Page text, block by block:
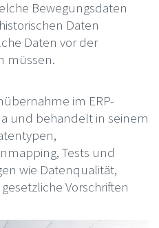
Bewegungsdaten
Daten
Daten vor der
müssen.
im ERP-
und behandelt in seinem
Tests und
wie Datenqualität,
Vorschriften